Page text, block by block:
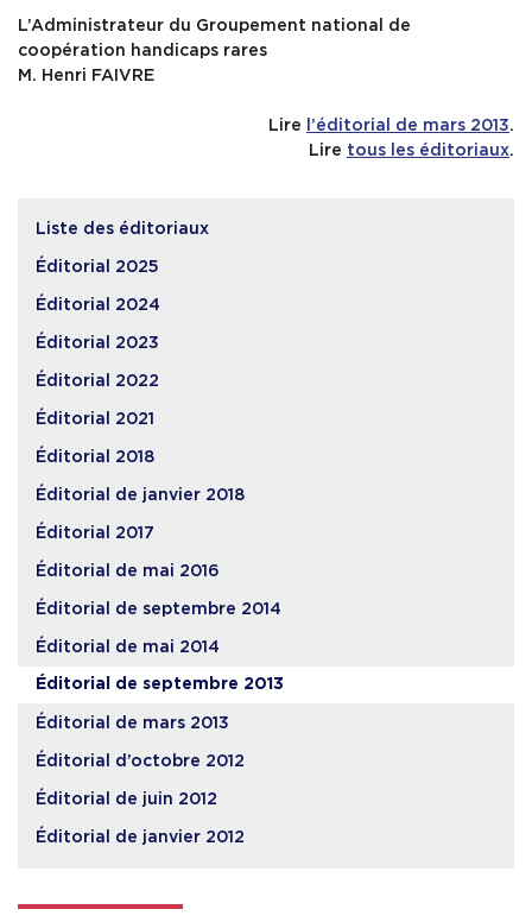
L’Administrateur du Groupement national de
coopération handicaps rares
M. Henri FAIVRE
Lire l’éditorial de mars 2013.
Lire tous les éditoriaux.
Liste des éditoriaux
Éditorial 2025
Éditorial 2024
Éditorial 2023
Éditorial 2022
Éditorial 2021
Éditorial 2018
Éditorial de janvier 2018
Éditorial 2017
Éditorial de mai 2016
Éditorial de septembre 2014
Éditorial de mai 2014
Éditorial de septembre 2013
Éditorial de mars 2013
Éditorial d’octobre 2012
Éditorial de juin 2012
Éditorial de janvier 2012